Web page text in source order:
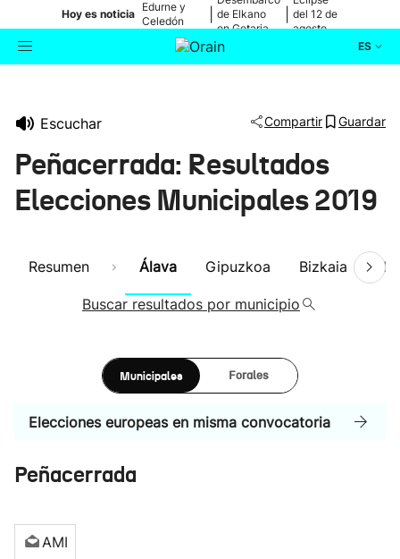
Hoy es noticia
Edurne y
Celedón
de Elkano
en Getaria
del 12 de
agosto
ES
Cultura
Escuchar Compartir Guardar
Peñacerrada: Resultados
Elecciones Municipales 2019
Resumen Álava Gipuzkoa Bizkaia
Buscar resultados por municipio
Municipales Forales
Elecciones europeas en misma convocatoria
Peñacerrada
AMI